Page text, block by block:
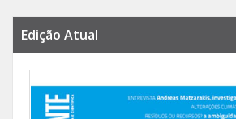
Edição Atual